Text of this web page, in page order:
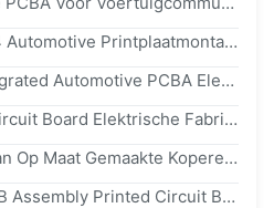
Aangepaste High-Tg fr4 Automotive Printplaatmontage Met Turnkey Automotive PCB Montage Oplossing
RoHS High Density Integrated Automotive PCBA Electronic Board Circuit Manufacturing Productie
fr4 Automotive PCBA Circuit Board Elektrische Fabricage Diensten OEM
Ontwerp En Montage Van Op Maat Gemaakte Koperen Pcba-Circuitboards Voor Automobiel
Custom Automotive PCB Assembly Printed Circuit Board Prototype Polyimide Materiaal